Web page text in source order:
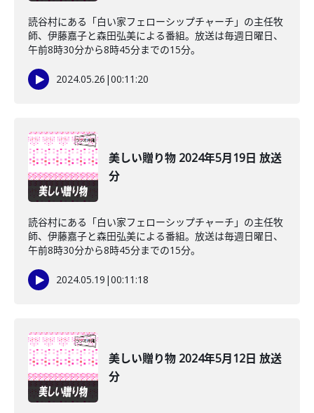
読谷村にある「白い家フェローシップチャーチ」の主任牧
師、伊藤嘉子と森田弘美による番組。放送は毎週日曜日、
午前8時30分から8時45分までの15分。
2024.05.26 |00:11:20
美しい贈り物 2024年5月19日 放送
分
読谷村にある「白い家フェローシップチャーチ」の主任牧
師、伊藤嘉子と森田弘美による番組。放送は毎週日曜日、
午前8時30分から8時45分までの15分。
2024.05.19 |00:11:18
美しい贈り物 2024年5月12日 放送
分